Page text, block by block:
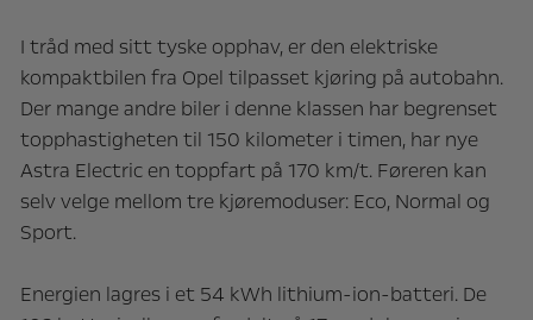
I tråd med sitt tyske opphav, er den elektriske
kompaktbilen fra Opel tilpasset kjøring på autobahn.
Der mange andre biler i denne klassen har begrenset
topphastigheten til 150 kilometer i timen, har nye
Astra Electric en toppfart på 170 km/t. Føreren kan
selv velge mellom tre kjøremoduser: Eco, Normal og
Sport.
Energien lagres i et 54 kWh lithium-ion-batteri. De